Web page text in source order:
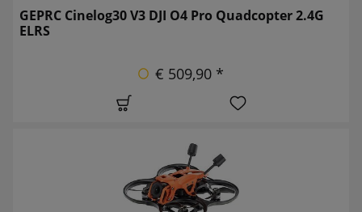
GEPRC Cinelog30 V3 DJI O4 Pro Quadcopter 2.4G
ELRS
€ 509,90 *